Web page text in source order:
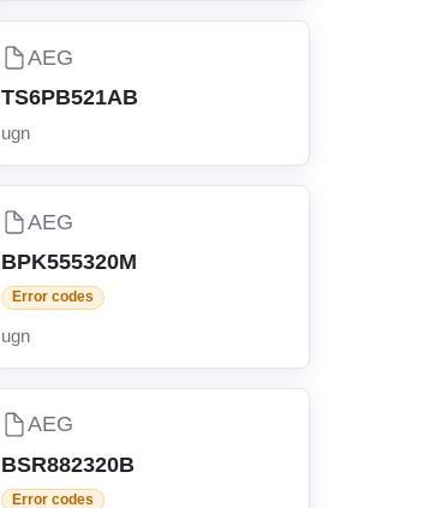
AEG
TS6PB521AB
ugn
AEG
BPK555320M
Error codes
ugn
AEG
BSR882320B
Error codes